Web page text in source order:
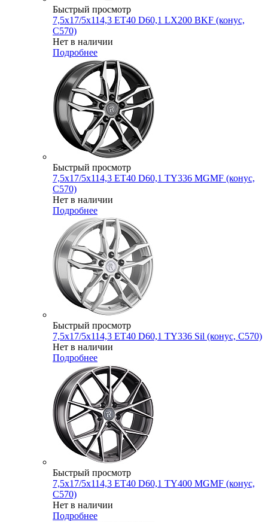
Быстрый просмотр
7,5x17/5x114,3 ET40 D60,1 LX200 BKF (конус,
C570)
Нет в наличии
Подробнее
Быстрый просмотр
7,5x17/5x114,3 ET40 D60,1 TY336 MGMF (конус,
C570)
Нет в наличии
Подробнее
Быстрый просмотр
7,5x17/5x114,3 ET40 D60,1 TY336 Sil (конус, C570)
Нет в наличии
Подробнее
Быстрый просмотр
7,5x17/5x114,3 ET40 D60,1 TY400 MGMF (конус,
C570)
Нет в наличии
Подробнее